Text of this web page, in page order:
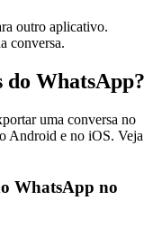
outro aplicativo.
conversa.
do WhatsApp?
uma conversa no
Android e no iOS. Veja
WhatsApp no